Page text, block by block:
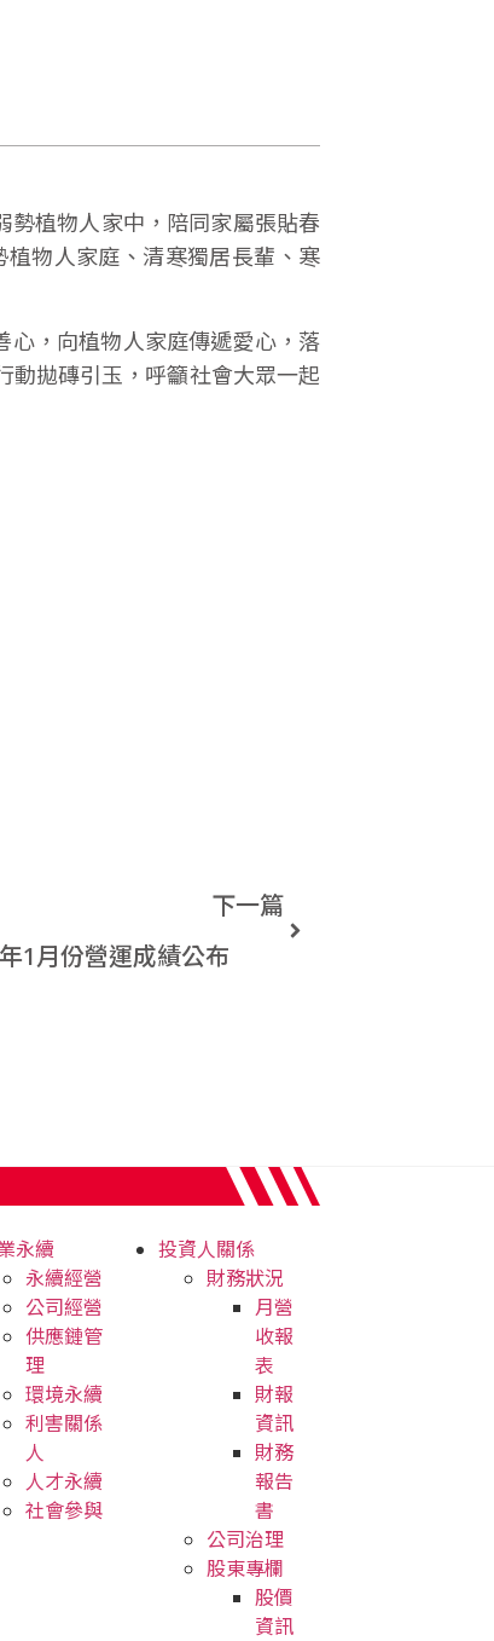
植物人家中，陪同家屬張貼春
物人家庭、清寒獨居長輩、寒
，向植物人家庭傳遞愛心，落
動拋磚引玉，呼籲社會大眾一起
下一篇
1月份營運成績公布
永續
永續經營
公司經營
供應鏈管
理
環境永續
利害關係
人
人才永續
社會參與
投資人關係
財務狀況
月營
收報
表
財報
資訊
財務
報告
書
公司治理
股東專欄
股價
資訊